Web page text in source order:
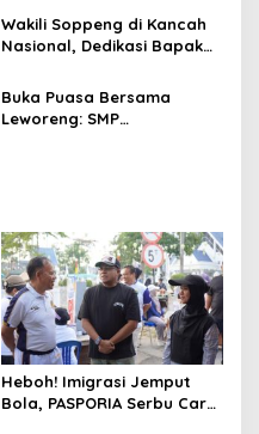
Liliriaja Memerlukan
Perhatian Serius
Pemerintah
Wakili Soppeng di Kancah
Nasional, Dedikasi Bapak
Wasit Street Soccer
FORNAS
Buka Puasa Bersama
Leworeng: SMP
Heboh! Imigrasi Jemput
Bola, PASPORIA Serbu Car